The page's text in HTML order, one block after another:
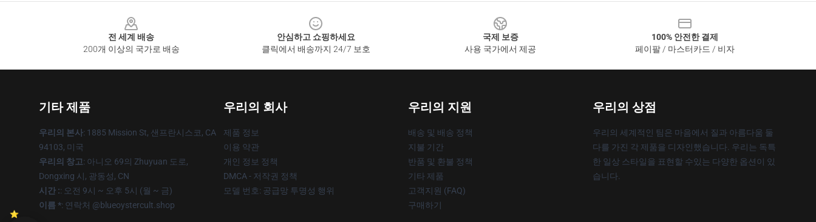
전 세계 배송
200개 이상의 국가로 배송
안심하고 쇼핑하세요
클릭에서 배송까지 24/7 보호
국제 보증
사용 국가에서 제공
100% 안전한 결제
페이팔 / 마스터카드 / 비자
기타 제품
우리의 본사: 1885 Mission St, 샌프란시스코, CA
94103, 미국
우리의 창고: 아니오 69의 Zhuyuan 도로,
Dongxing 시, 광동성, CN
시간 :: 오전 9시 ~ 오후 5시 (월 ~ 금)
이름 *: 연락처 @blueoystercult.shop
우리의 회사
제품 정보
이용 약관
개인 정보 정책
DMCA - 저작권 정책
모델 번호: 공급망 투명성 행위
우리의 지원
배송 및 배송 정책
지불 기간
반품 및 환불 정책
기타 제품
고객지원 (FAQ)
구매하기
우리의 상점
우리의 세계적인 팀은 마음에서 질과 아름다움 둘
다를 가진 각 제품을 디자인했습니다. 우리는 독특
한 일상 스타일을 표현할 수있는 다양한 옵션이 있
습니다.